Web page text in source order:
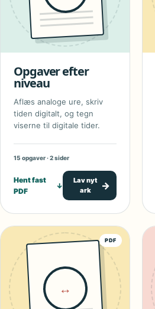
Opgaver efter
niveau
Aflæs analoge ure, skriv
tiden digitalt, og tegn
viserne til digitale tider.
15 opgaver · 2 sider
Hent fast
PDF
↓
Lav nyt
ark
→
PDF
↔